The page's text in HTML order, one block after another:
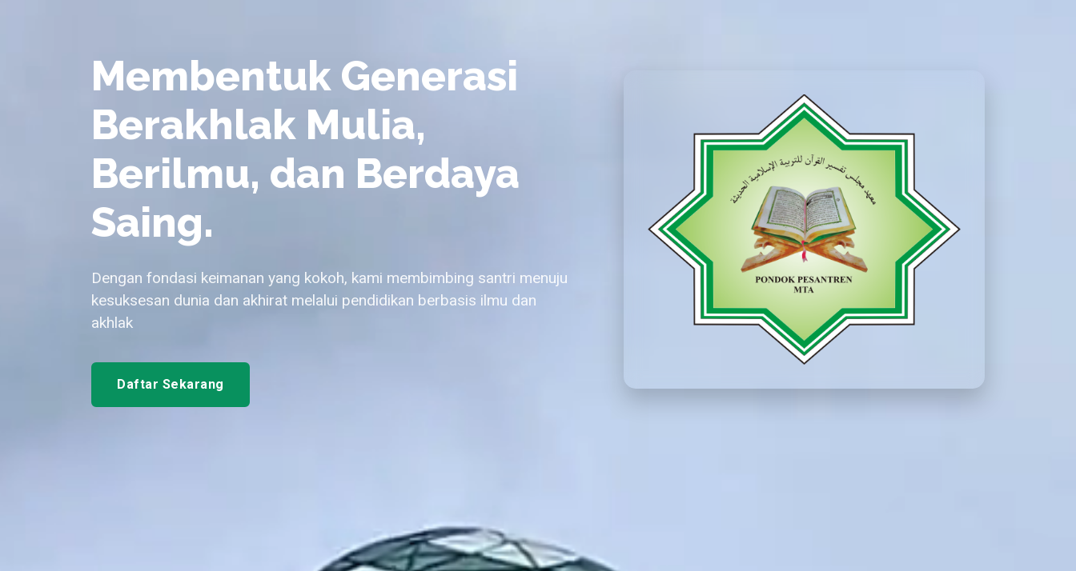
Membentuk Generasi
Berakhlak Mulia,
Berilmu, dan Berdaya
Saing.
Dengan fondasi keimanan yang kokoh, kami membimbing santri menuju
kesuksesan dunia dan akhirat melalui pendidikan berbasis ilmu dan
akhlak
Daftar Sekarang